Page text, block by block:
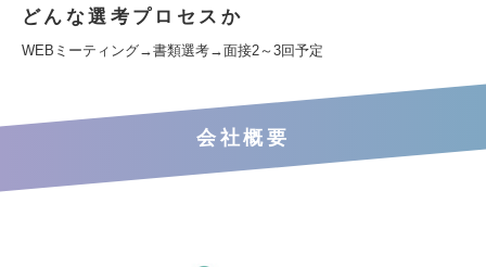
どんな選考プロセスか
WEBミーティング→書類選考→面接2～3回予定
会社概要